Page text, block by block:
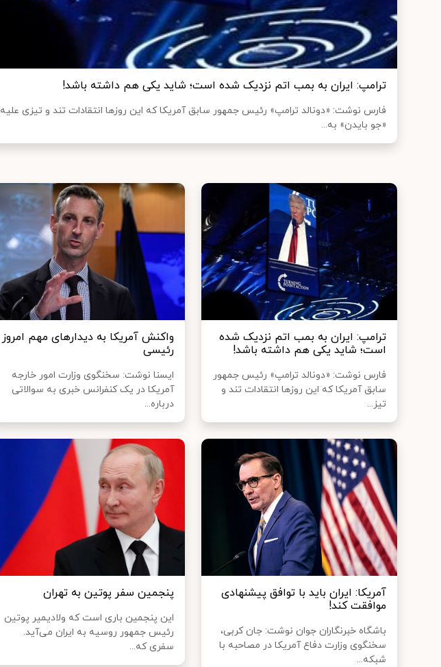
ترامپ: ایران به بمب اتم نزدیک شده است؛ شاید یکی هم داشته باشد!
فارس نوشت: «دونالد ترامپ» رئیس جمهور سابق آمریکا که این روزها انتقادات تند و تیزی علیه
«جو بایدن» به...
ترامپ: ایران به بمب اتم نزدیک شده
است؛ شاید یکی هم داشته باشد!
فارس نوشت: «دونالد ترامپ» رئیس جمهور
سابق آمریکا که این روزها انتقادات تند و
تیز...
واکنش آمریکا به دیدارهای مهم امروز
رئیسی
ایسنا نوشت: سخنگوی‌ وزارت امور خارجه
آمریکا در یک کنفرانس خبری به سوالاتی
درباره...
آمریکا: ایران باید با توافق پیشنهادی
موافقت کند!
باشگاه خبرنگاران جوان نوشت: جان کربی،
سخنگوی وزارت دفاع آمریکا در مصاحبه با
شبکه...
پنجمین سفر پوتین به تهران
این پنجمین باری است که ولادیمیر پوتین
رئیس جمهور روسیه به ایران می‌آید.
سفری که...